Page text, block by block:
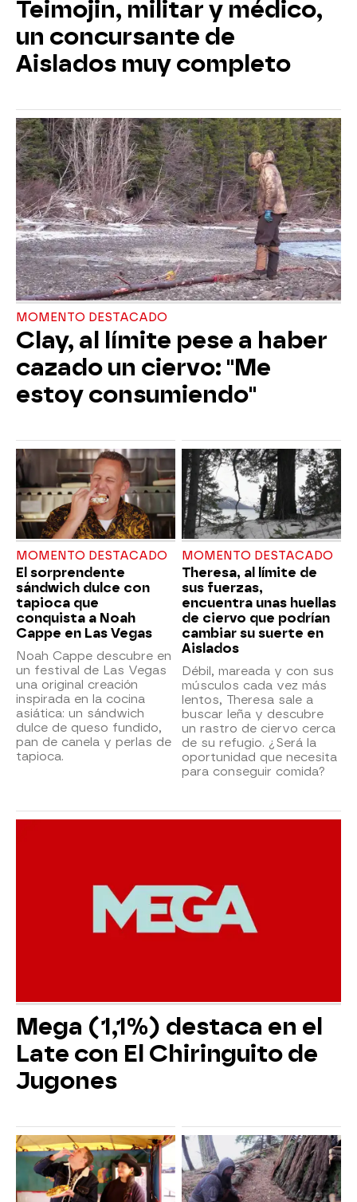
Teimojin, militar y médico,
un concursante de
Aislados muy completo
MOMENTO DESTACADO
Clay, al límite pese a haber
cazado un ciervo: "Me
estoy consumiendo"
MOMENTO DESTACADO
El sorprendente
sándwich dulce con
tapioca que
conquista a Noah
Cappe en Las Vegas
Noah Cappe descubre en
un festival de Las Vegas
una original creación
inspirada en la cocina
asiática: un sándwich
dulce de queso fundido,
pan de canela y perlas de
tapioca.
MOMENTO DESTACADO
Theresa, al límite de
sus fuerzas,
encuentra unas huellas
de ciervo que podrían
cambiar su suerte en
Aislados
Débil, mareada y con sus
músculos cada vez más
lentos, Theresa sale a
buscar leña y descubre
un rastro de ciervo cerca
de su refugio. ¿Será la
oportunidad que necesita
para conseguir comida?
Mega (1,1%) destaca en el
Late con El Chiringuito de
Jugones